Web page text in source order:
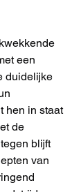
een
duidelijke
hen in staat
de
blijft
van